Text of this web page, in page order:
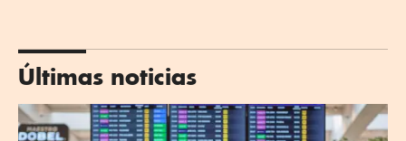
Últimas noticias